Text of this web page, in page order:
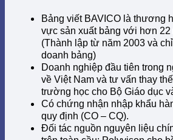
Bảng viết BAVICO là thương
vực sản xuất bảng với hơn 22
(Thành lập từ năm 2003 và
doanh bảng)
Doanh nghiệp đầu tiên trong
về Việt Nam và tư vấn thay
trường học cho Bộ Giáo dục
Có chứng nhận nhập khẩu
quy định (CO – CQ).
Đối tác nguồn nguyên liệu